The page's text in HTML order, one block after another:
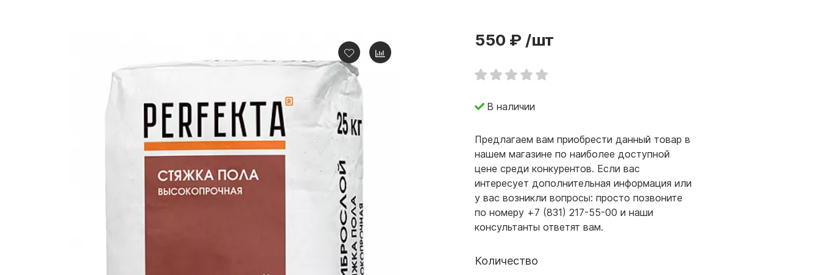
550 ₽ /шт
В наличии
Предлагаем вам приобрести данный товар в
нашем магазине по наиболее доступной
цене среди конкурентов. Если вас
интересует дополнительная информация или
у вас возникли вопросы: просто позвоните
по номеру +7 (831) 217-55-00 и наши
консультанты ответят вам.
Количество